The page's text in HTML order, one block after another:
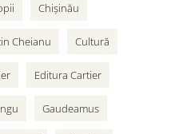
Chișinău
Cheianu Cultură
Editura Cartier
Gaudeamus